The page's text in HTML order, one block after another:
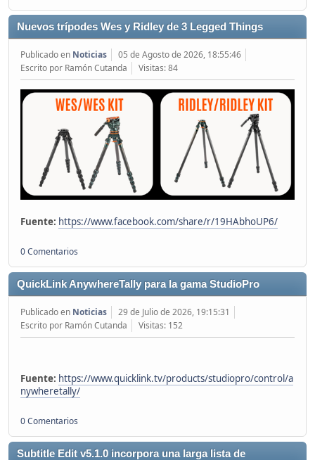
Nuevos trípodes Wes y Ridley de 3 Legged Things
Publicado en Noticias
05 de Agosto de 2026, 18:55:46
Escrito por Ramón Cutanda
Visitas: 84
Fuente: https://www.facebook.com/share/r/19HAbhoUP6/
0 Comentarios
QuickLink AnywhereTally para la gama StudioPro
Publicado en Noticias
29 de Julio de 2026, 19:15:31
Escrito por Ramón Cutanda
Visitas: 152
Fuente: https://www.quicklink.tv/products/studiopro/control/a
nywheretally/
0 Comentarios
Subtitle Edit v5.1.0 incorpora una larga lista de